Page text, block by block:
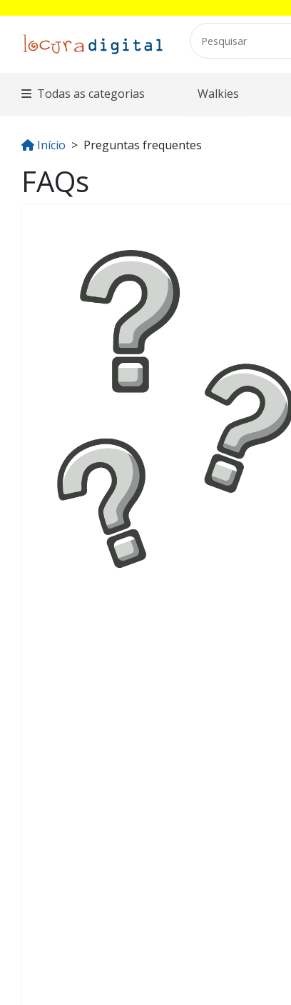
Todas as categorias Walkies
Início Preguntas frequentes
FAQs